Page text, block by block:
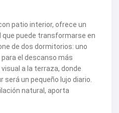
patio interior, ofrece un
puede transformarse en
de dos dormitorios: uno
el descanso más
a la terraza, donde
un pequeño lujo diario.
natural, aporta